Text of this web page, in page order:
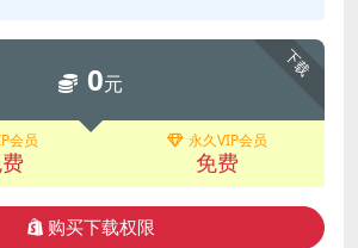
下载
0元
会员 永久VIP会员
免费
购买下载权限